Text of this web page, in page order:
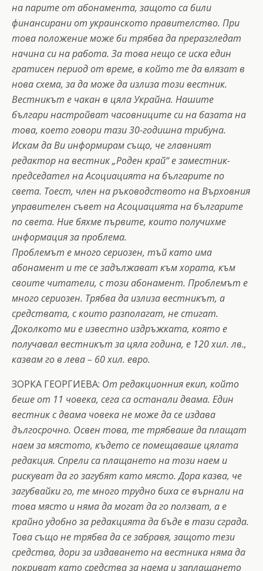
на парите от абонамента, защото са били
финансирани от украинското правителство. При
това положение може би трябва да преразгледат
начина си на работа. За това нещо се иска един
гратисен период от време, в който те да влязат в
нова схема, за да може да излиза този вестник.
Вестникът е чакан в цяла Украйна. Нашите
българи настройват часовниците си на базата на
това, което говори тази 30-годишна трибуна.
Искам да Ви информирам също, че главният
редактор на вестник „Роден край“ е заместник-
председател на Асоциацията на българите по
света. Тоест, член на ръководството на Върховния
управителен съвет на Асоциацията на българите
по света. Ние бяхме първите, които получихме
информация за проблема.
Проблемът е много сериозен, тъй като има
абонамент и те се задължават към хората, към
своите читатели, с този абонамент. Проблемът е
много сериозен. Трябва да излиза вестникът, а
средствата, с които разполагат, не стигат.
Доколкото ми е известно издръжката, която е
получавал вестникът за цяла година, е 120 хил. лв.,
казвам го в лева – 60 хил. евро.
ЗОРКА ГЕОРГИЕВА: От редакционния екип, който
беше от 11 човека, сега са останали двама. Един
вестник с двама човека не може да се издава
дългосрочно. Освен това, те трябваше да плащат
наем за мястото, където се помещаваше цялата
редакция. Спрели са плащането на този наем и
рискуват да го загубят като място. Дора казва, че
загубвайки го, те много трудно биха се върнали на
това място и няма да могат да го ползват, а е
крайно удобно за редакцията да бъде в тази сграда.
Това също не трябва да се забравя, защото тези
средства, дори за издаването на вестника няма да
покриват като средства за наема и заплащането